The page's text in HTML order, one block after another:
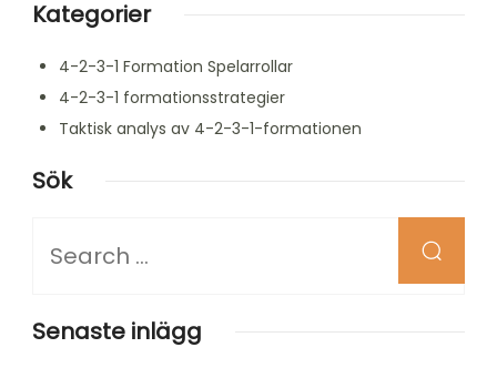
Kategorier
4-2-3-1 Formation Spelarrollar
4-2-3-1 formationsstrategier
Taktisk analys av 4-2-3-1-formationen
Sök
for
Senaste inlägg